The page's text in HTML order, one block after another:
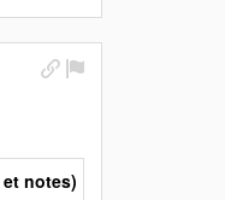
notes)